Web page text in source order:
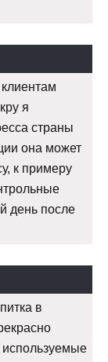
клиентам
я
страны
она может
к примеру
день после
в